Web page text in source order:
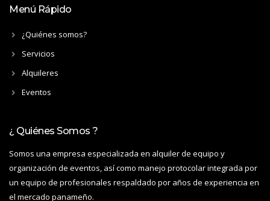
Menú Rápido
¿Quiénes somos?
Servicios
Alquileres
Eventos
¿ Quiénes Somos ?
Somos una empresa especializada en alquiler de equipo y
organización de eventos, así como manejo protocolar integrada por
un equipo de profesionales respaldado por años de experiencia en
el mercado panameño.